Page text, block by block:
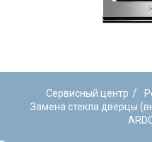
Сервисный центр /
Замена стекла дверцы